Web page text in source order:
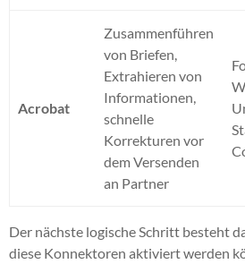
Acrobat
Zusammenführen
von Briefen,
Extrahieren von
Informationen,
schnelle
Korrekturen vor
dem Versenden
an Partner
Der nächste logische Schritt besteht
diese Konnektoren aktiviert werden